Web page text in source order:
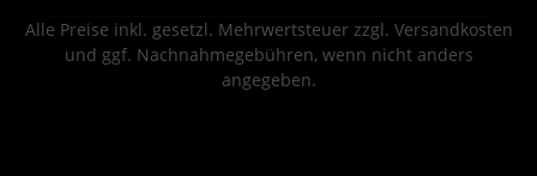
Alle Preise inkl. gesetzl. Mehrwertsteuer zzgl. Versandkosten
und ggf. Nachnahmegebühren, wenn nicht anders
angegeben.